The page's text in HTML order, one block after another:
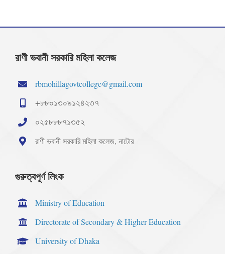
রাণী ভবানী সরকারি মহিলা কলেজ
rbmohillagovtcollege@gmail.com
+৮৮০১৩০৯১২৪২৩৭
০২৫৮৮৮৭১৩৫২
রাণী ভবানী সরকারি মহিলা কলেজ, নাটোর
গুরুত্বপূর্ণ লিংক
Ministry of Education
Directorate of Secondary & Higher Education
University of Dhaka